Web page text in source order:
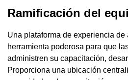
Ramificación del
Una plataforma de experiencia de
herramienta poderosa para que
administren su capacitación,
Proporciona una ubicación